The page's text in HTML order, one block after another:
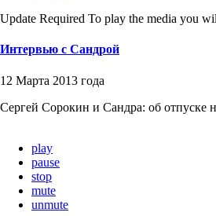
Update Required To play the media you
Интервью с Сандрой
12 Марта 2013 года
Сергей Сорокин и Сандра: об отпуске
play
pause
stop
mute
unmute